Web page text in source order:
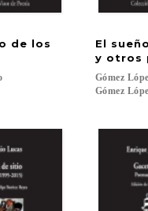
Artaud, Antonin...
de los
El
y otros
Gómez
Gómez